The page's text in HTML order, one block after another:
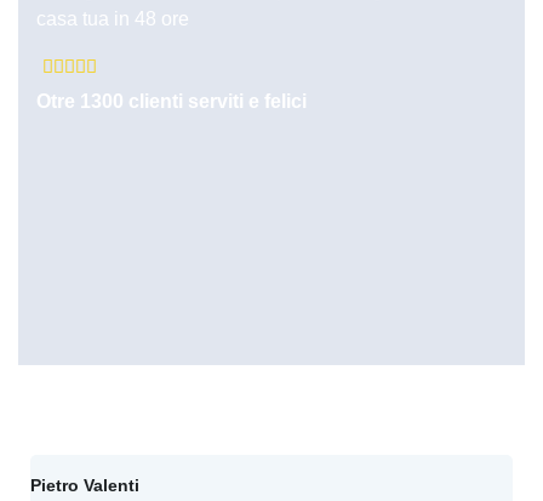
casa tua in 48 ore
    
Otre 1300 clienti serviti e felici
Pietro Valenti